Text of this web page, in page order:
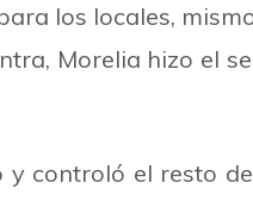
los locales,
Morelia hizo el
y controló el resto